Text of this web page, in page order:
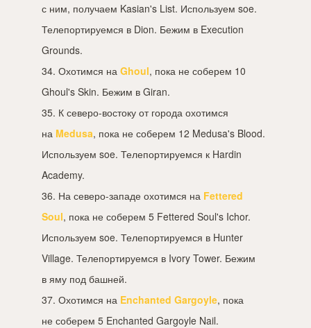
с ним, получаем Kasian's List. Используем soe.
Телепортируемся в Dion. Бежим в Execution
Grounds.
34. Охотимся на Ghoul, пока не соберем 10
Ghoul's Skin. Бежим в Giran.
35. К северо-востоку от города охотимся
на Medusa, пока не соберем 12 Medusa's Blood.
Используем soe. Телепортируемся к Hardin
Academy.
36. На северо-западе охотимся на Fettered
Soul, пока не соберем 5 Fettered Soul's Ichor.
Используем soe. Телепортируемся в Hunter
Village. Телепортируемся в Ivory Tower. Бежим
в яму под башней.
37. Охотимся на Enchanted Gargoyle, пока
не соберем 5 Enchanted Gargoyle Nail.